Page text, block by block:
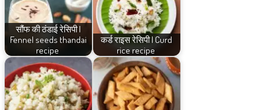
सौंफ की ठंडाई रेसिपी |
Fennel seeds thandai
recipe
कर्ड राइस रेसिपी | Curd
rice recipe